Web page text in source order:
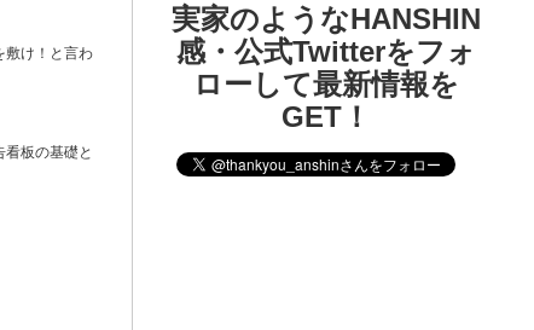
敷け！と言わ
板の基礎と
実家のようなHANSHIN
感・公式Twitterをフォ
ローして最新情報を
GET！